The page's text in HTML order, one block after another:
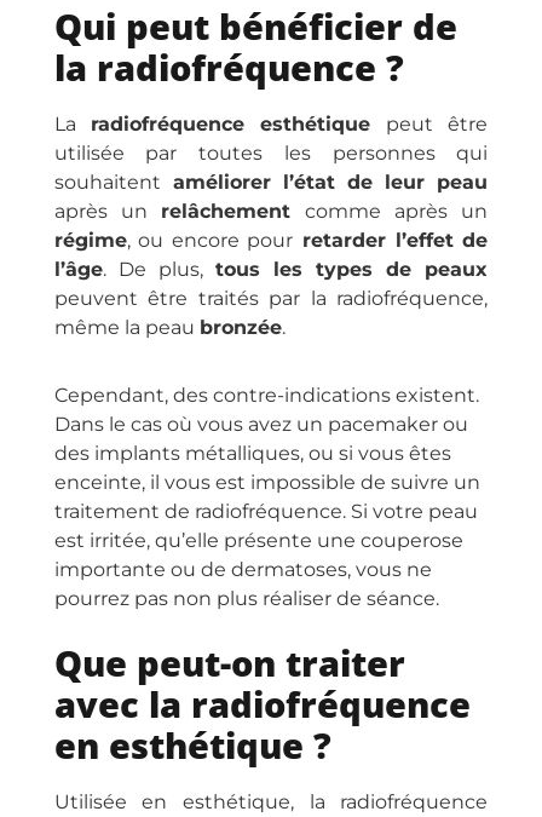
Qui peut bénéficier de
la radiofréquence ?
La radiofréquence esthétique peut être
utilisée par toutes les personnes qui
souhaitent améliorer l’état de leur peau
après un relâchement comme après un
régime, ou encore pour retarder l’effet de
l’âge. De plus, tous les types de peaux
peuvent être traités par la radiofréquence,
même la peau bronzée.
Cependant, des contre-indications existent.
Dans le cas où vous avez un pacemaker ou
des implants métalliques, ou si vous êtes
enceinte, il vous est impossible de suivre un
traitement de radiofréquence. Si votre peau
est irritée, qu’elle présente une couperose
importante ou de dermatoses, vous ne
pourrez pas non plus réaliser de séance.
Que peut-on traiter
avec la radiofréquence
en esthétique ?
Utilisée en esthétique, la radiofréquence